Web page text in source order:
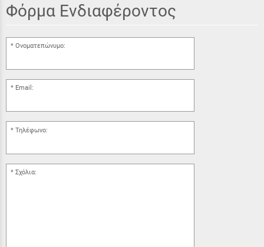
Φόρμα Ενδιαφέροντος
Ονοματεπώνυμο:
Email:
Τηλέφωνο:
Σχόλια: